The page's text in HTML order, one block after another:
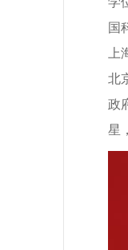
国
北
政
星